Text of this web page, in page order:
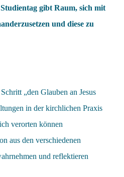
gibt Raum, sich mit
und diese zu
„den Glauben an Jesus
in der kirchlichen Praxis
verorten können
aus den verschiedenen
und reflektieren